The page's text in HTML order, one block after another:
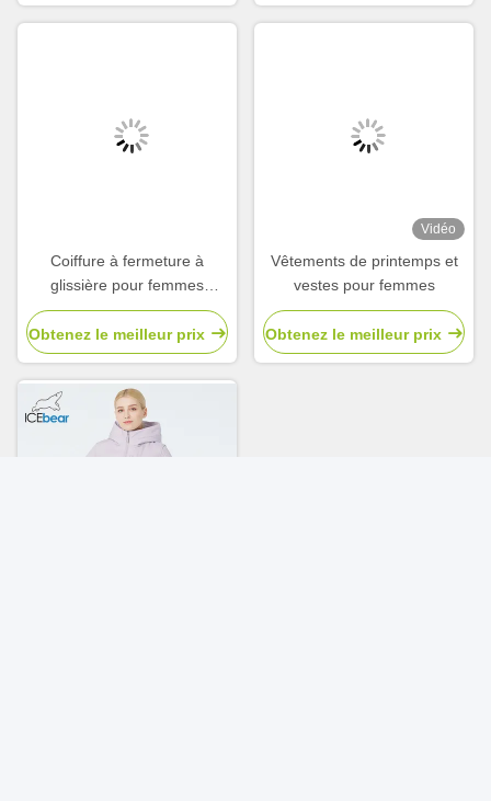
léger, le manteau de
printemps est léger, le
manteau de printemps est
Coiffure à fermeture à
glissière pour femmes
Courte imperméable à l'eau
Obtenez le meilleur prix
Vidéo
Vêtements de printemps et
vestes pour femmes
Obtenez le meilleur prix